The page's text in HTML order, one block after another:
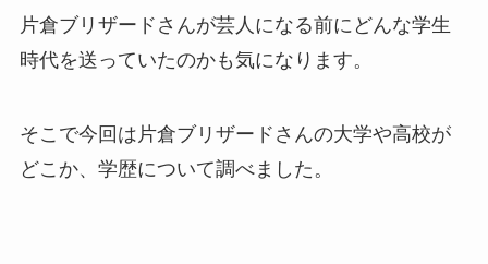
片倉ブリザードさんが芸人になる前にどんな学生
時代を送っていたのかも気になります。
そこで今回は片倉ブリザードさんの大学や高校が
どこか、学歴について調べました。